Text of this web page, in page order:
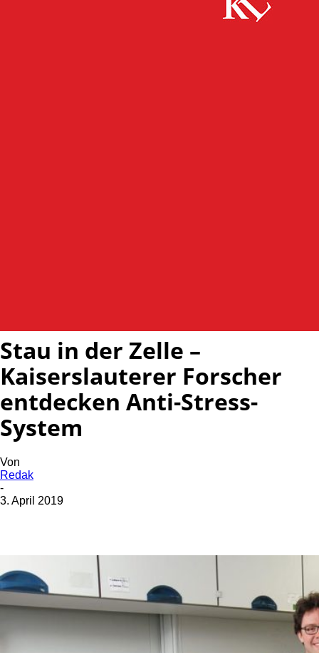
Stau in der Zelle –
Kaiserslauterer Forscher
entdecken Anti-Stress-
System
Von
Redak
-
3. April 2019